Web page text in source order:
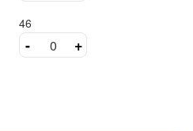
46
- +